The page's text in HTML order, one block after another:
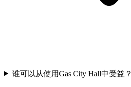
谁可以从使用Gas City Hall中受益？